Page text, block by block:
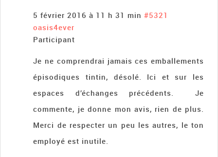
5 février 2016 à 11 h 31 min #5321
oasis4ever
Participant
Je ne comprendrai jamais ces emballements
épisodiques tintin, désolé. Ici et sur les
espaces d’échanges précédents. Je
commente, je donne mon avis, rien de plus.
Merci de respecter un peu les autres, le ton
employé est inutile.